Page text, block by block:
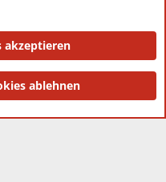
Impressum
2025 XenForo Ltd.
akzeptieren
ablehnen